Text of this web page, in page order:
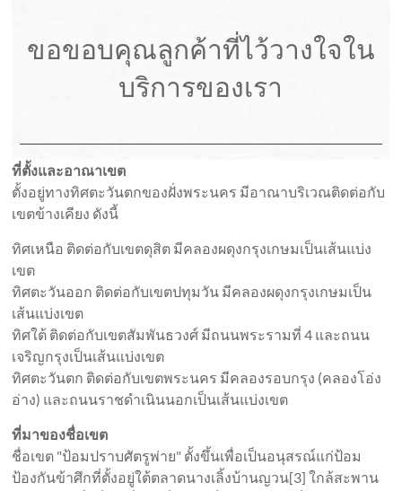
ขอขอบคุณลูกค้าที่ไว้วางใจใน
บริการของเรา
ที่ตั้งและอาณาเขต
ตั้งอยู่ทางทิศตะวันตกของฝั่งพระนคร มีอาณาบริเวณติดต่อกับ
เขตข้างเคียง ดังนี้
ทิศเหนือ ติดต่อกับเขตดุสิต มีคลองผดุงกรุงเกษมเป็นเส้นแบ่ง
เขต
ทิศตะวันออก ติดต่อกับเขตปทุมวัน มีคลองผดุงกรุงเกษมเป็น
เส้นแบ่งเขต
ทิศใต้ ติดต่อกับเขตสัมพันธวงศ์ มีถนนพระรามที่ 4 และถนน
เจริญกรุงเป็นเส้นแบ่งเขต
ทิศตะวันตก ติดต่อกับเขตพระนคร มีคลองรอบกรุง (คลองโอ่ง
อ่าง) และถนนราชดำเนินนอกเป็นเส้นแบ่งเขต
ที่มาของชื่อเขต
ชื่อเขต "ป้อมปราบศัตรูพ่าย" ตั้งขึ้นเพื่อเป็นอนุสรณ์แก่ป้อม
ป้องกันข้าศึกที่ตั้งอยู่ใต้ตลาดนางเลิ้งบ้านญวน[3] ใกล้สะพาน